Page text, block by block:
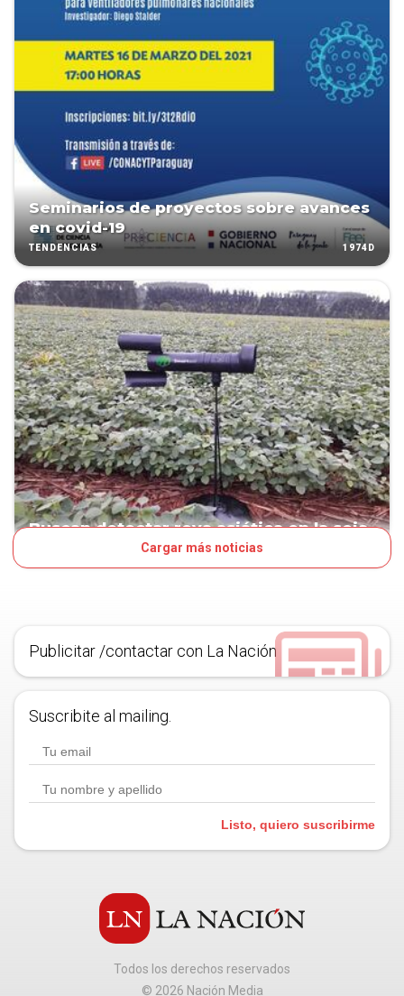
Seminarios de proyectos sobre avances
en covid-19
TENDENCIAS 1974D
Buscan detectar roya asiática en la soja
Cargar más noticias
Publicitar /contactar con La Nación
Suscribite al mailing.
Listo, quiero suscribirme
Todos los derechos reservados
© 2026 Nación Media